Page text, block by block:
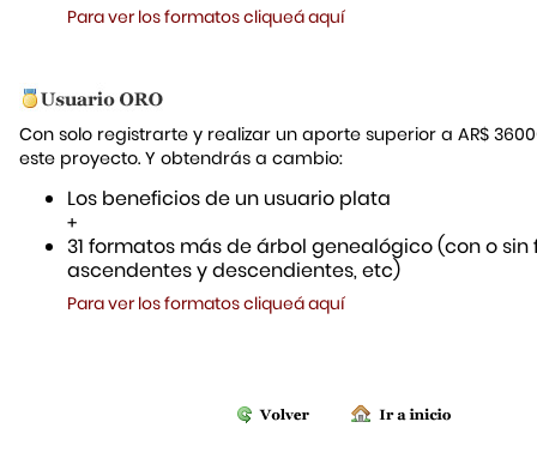
Para ver los formatos cliqueá aquí
Con solo registrarte y realizar un aporte superior a AR$
este proyecto. Y obtendrás a cambio:
Los beneficios de un usuario plata
+
31 formatos más de árbol genealógico (con o sin
ascendentes y descendientes, etc)
Para ver los formatos cliqueá aquí